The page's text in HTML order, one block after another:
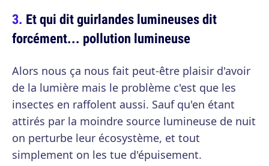
Et qui dit guirlandes lumineuses dit
forcément... pollution lumineuse
Alors nous ça nous fait peut-être plaisir d'avoir
de la lumière mais le problème c'est que les
insectes en raffolent aussi. Sauf qu'en étant
attirés par la moindre source lumineuse de nuit
on perturbe leur écosystème, et tout
simplement on les tue d'épuisement.